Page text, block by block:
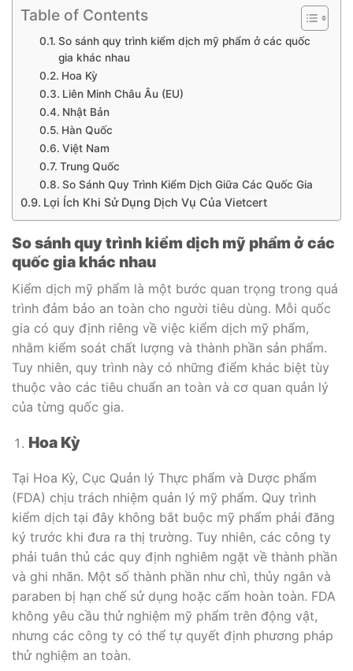
Table of Contents
So sánh quy trình kiểm dịch mỹ phẩm ở các quốc
gia khác nhau
Hoa Kỳ
Liên Minh Châu Âu (EU)
Nhật Bản
Hàn Quốc
Việt Nam
Trung Quốc
So Sánh Quy Trình Kiểm Dịch Giữa Các Quốc Gia
Lợi Ích Khi Sử Dụng Dịch Vụ Của Vietcert
So sánh quy trình kiểm dịch mỹ phẩm ở các
quốc gia khác nhau
Kiểm dịch mỹ phẩm là một bước quan trọng trong quá
trình đảm bảo an toàn cho người tiêu dùng. Mỗi quốc
gia có quy định riêng về việc kiểm dịch mỹ phẩm,
nhằm kiểm soát chất lượng và thành phần sản phẩm.
Tuy nhiên, quy trình này có những điểm khác biệt tùy
thuộc vào các tiêu chuẩn an toàn và cơ quan quản lý
của từng quốc gia.
Hoa Kỳ
Tại Hoa Kỳ, Cục Quản lý Thực phẩm và Dược phẩm
(FDA) chịu trách nhiệm quản lý mỹ phẩm. Quy trình
kiểm dịch tại đây không bắt buộc mỹ phẩm phải đăng
ký trước khi đưa ra thị trường. Tuy nhiên, các công ty
phải tuân thủ các quy định nghiêm ngặt về thành phần
và ghi nhãn. Một số thành phần như chì, thủy ngân và
paraben bị hạn chế sử dụng hoặc cấm hoàn toàn. FDA
không yêu cầu thử nghiệm mỹ phẩm trên động vật,
nhưng các công ty có thể tự quyết định phương pháp
thử nghiệm an toàn.